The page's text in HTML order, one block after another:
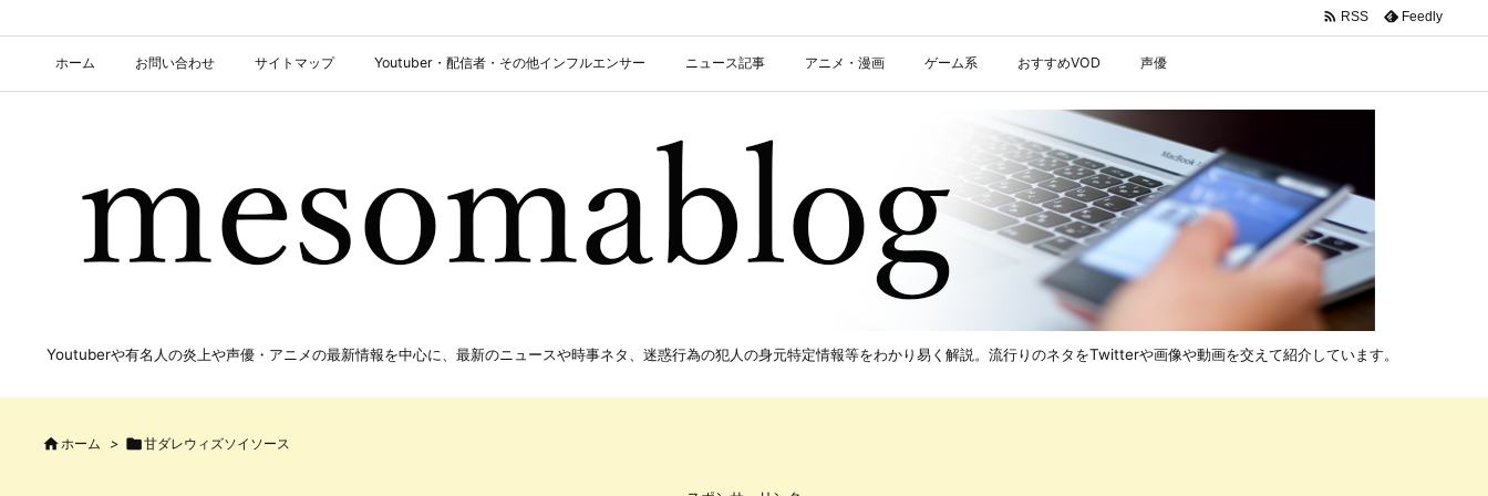
ホーム お問い合わせ サイトマップ Youtuber・配信者・その他インフルエンサー ニュース記事 アニメ・漫画 ゲーム系 おすすめVOD 声優
 RSS Feedly
Youtuberや有名人の炎上や声優・アニメの最新情報を中心に、最新のニュースや時事ネタ、迷惑行為の犯人の身元特定情報等をわかり易く解説。流行りのネタをTwitterや画像や動画を交えて紹介しています。
 ホーム > 甘ダレウィズソイソース